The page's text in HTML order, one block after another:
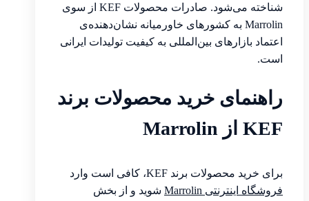
شناخته می‌شود. صادرات محصولات KEF از سوی
Marrolin به کشورهای خاورمیانه نشان‌دهنده‌ی
اعتماد بازارهای بین‌المللی به کیفیت تولیدات ایرانی
است.
راهنمای خرید محصولات برند
KEF از Marrolin
برای خرید محصولات برند KEF، کافی است وارد
فروشگاه اینترنتی Marrolin
شوید و از بخش